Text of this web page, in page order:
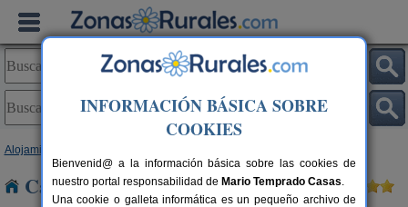
Alojamientos
Casas Rurales cerca de Quemada
INFORMACIÓN BÁSICA SOBRE
COOKIES
Bienvenid@ a la información básica sobre las cookies de
nuestro portal responsabilidad de Mario Temprado Casas.
Una cookie o galleta informática es un pequeño archivo de